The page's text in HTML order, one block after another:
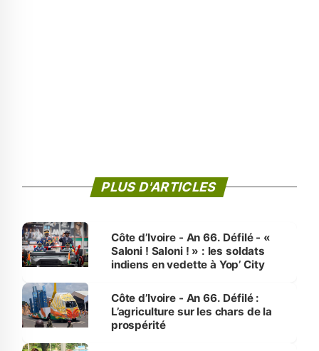
PLUS D'ARTICLES
Côte d’Ivoire - An 66. Défilé - «
Saloni ! Saloni ! » : les soldats
indiens en vedette à Yop’ City
Côte d’Ivoire - An 66. Défilé :
L’agriculture sur les chars de la
prospérité